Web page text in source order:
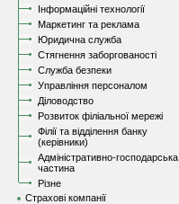
Інформаційні технології
Маркетинг та реклама
Юридична служба
Стягнення заборгованості
Служба безпеки
Управління персоналом
Діловодство
Розвиток філіальної мережі
Філії та відділення банку
(керівники)
Адміністративно-господарська
частина
Різне
Страхові компанії